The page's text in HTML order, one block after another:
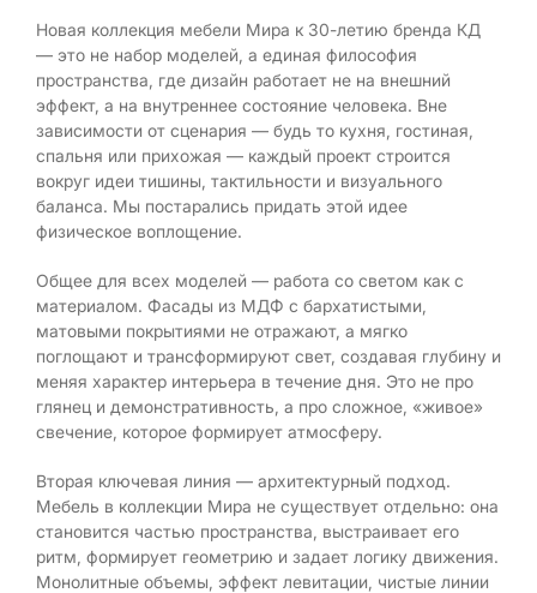
Новая коллекция мебели Мира к 30-летию бренда КД
— это не набор моделей, а единая философия
пространства, где дизайн работает не на внешний
эффект, а на внутреннее состояние человека. Вне
зависимости от сценария — будь то кухня, гостиная,
спальня или прихожая — каждый проект строится
вокруг идеи тишины, тактильности и визуального
баланса. Мы постарались придать этой идее
физическое воплощение.
Общее для всех моделей — работа со светом как с
материалом. Фасады из МДФ с бархатистыми,
матовыми покрытиями не отражают, а мягко
поглощают и трансформируют свет, создавая глубину и
меняя характер интерьера в течение дня. Это не про
глянец и демонстративность, а про сложное, «живое»
свечение, которое формирует атмосферу.
Вторая ключевая линия — архитектурный подход.
Мебель в коллекции Мира не существует отдельно: она
становится частью пространства, выстраивает его
ритм, формирует геометрию и задает логику движения.
Монолитные объемы, эффект левитации, чистые линии